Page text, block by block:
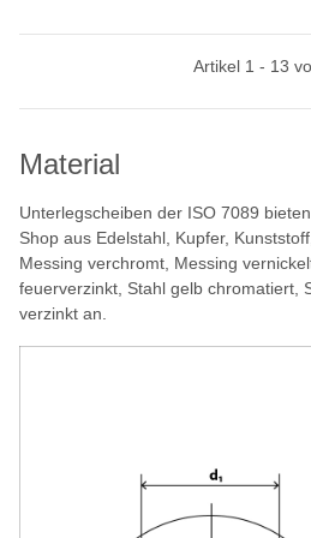
Artikel 1 - 13
Material
Unterlegscheiben der ISO 7089
Shop aus Edelstahl, Kupfer,
Messing verchromt, Messing
feuerverzinkt, Stahl gelb chromatiert,
verzinkt an.